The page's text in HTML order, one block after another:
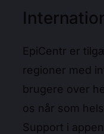
EpiCentr er
regioner med
brugere over
os når som
Support i